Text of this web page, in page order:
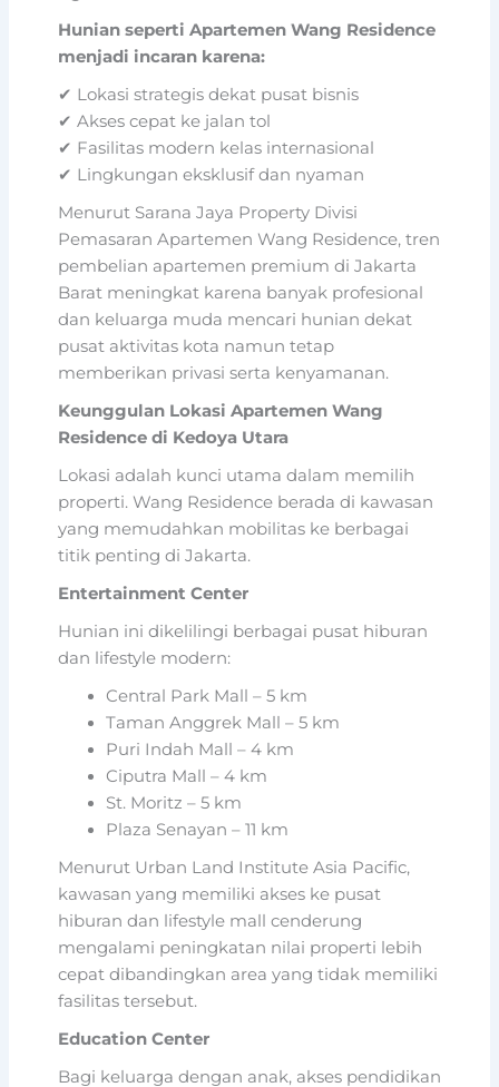
Hunian seperti Apartemen Wang Residence
menjadi incaran karena:
✔ Lokasi strategis dekat pusat bisnis
✔ Akses cepat ke jalan tol
✔ Fasilitas modern kelas internasional
✔ Lingkungan eksklusif dan nyaman
Menurut Sarana Jaya Property Divisi
Pemasaran Apartemen Wang Residence, tren
pembelian apartemen premium di Jakarta
Barat meningkat karena banyak profesional
dan keluarga muda mencari hunian dekat
pusat aktivitas kota namun tetap
memberikan privasi serta kenyamanan.
Keunggulan Lokasi Apartemen Wang
Residence di Kedoya Utara
Lokasi adalah kunci utama dalam memilih
properti. Wang Residence berada di kawasan
yang memudahkan mobilitas ke berbagai
titik penting di Jakarta.
Entertainment Center
Hunian ini dikelilingi berbagai pusat hiburan
dan lifestyle modern:
Central Park Mall – 5 km
Taman Anggrek Mall – 5 km
Puri Indah Mall – 4 km
Ciputra Mall – 4 km
St. Moritz – 5 km
Plaza Senayan – 11 km
Menurut Urban Land Institute Asia Pacific,
kawasan yang memiliki akses ke pusat
hiburan dan lifestyle mall cenderung
mengalami peningkatan nilai properti lebih
cepat dibandingkan area yang tidak memiliki
fasilitas tersebut.
Education Center
Bagi keluarga dengan anak, akses pendidikan